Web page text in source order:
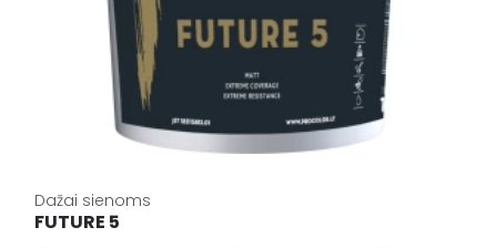
Dažai sienoms
FUTURE 5